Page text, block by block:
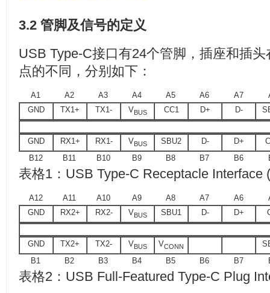
3.2 管脚及信号的定义
USB Type-C接口有24个管脚，插座和插
点的不同，分别如下：
A1 A2 A3 A4 A5 A6 A7
GND
TX1+ TX1- VBUS CC1 D+ D-
GND RX1+ RX1- VBUS SBU2 D- D+
B12
B11 B10 B9 B8 B7 B6
表格1：USB Type-C Receptacle Interface
A12 A11 A10 A9 A8 A7 A6
GND
RX2+ RX2- VBUS SBU1 D- D+
GND TX2+ TX2- VBUS VCONN
B1
B2 B3 B4 B5 B6 B7
表格2：USB Full-Featured Type-C Plug